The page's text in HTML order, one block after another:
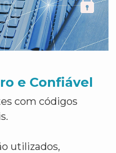
e Confiável
com códigos
utilizados,